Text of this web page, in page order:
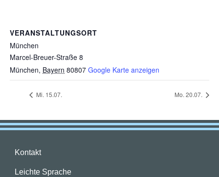
VERANSTALTUNGSORT
München
Marcel-Breuer-Straße 8
München, Bayern 80807 Google Karte anzeigen
Mi. 15.07. Mo. 20.07.
Kontakt
Leichte Sprache